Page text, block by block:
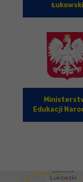
Łukowski
Edukacji